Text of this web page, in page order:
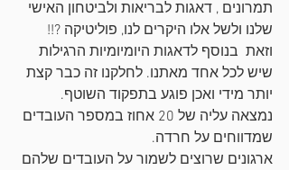
תמרונים , דאגות לבריאות ולביטחון האישי
שלנו ולשל אלו היקרים לנו, פוליטיקה ?!!
וזאת  בנוסף לדאגות היומיומיות הרגילות
שיש לכל אחד מאתנו. לחלקנו זה כבר קצת
יותר מידי ואכן פוגע בתפקוד השוטף.
נמצאה עליה של 20 אחוז במספר העובדים
שמדווחים על חרדה.
ארגונים שרוצים לשמור על העובדים שלהם